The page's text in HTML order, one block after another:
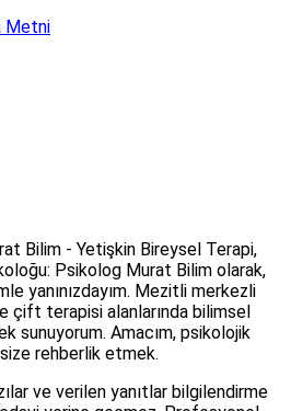
Metni
Bilim - Yetişkin Bireysel Terapi,
Psikolog Murat Bilim olarak,
yanınızdayım. Mezitli merkezli
çift terapisi alanlarında bilimsel
sunuyorum. Amacım, psikolojik
rehberlik etmek.
ve verilen yanıtlar bilgilendirme